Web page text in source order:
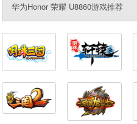
华为Honor 荣耀 U8860游戏推荐